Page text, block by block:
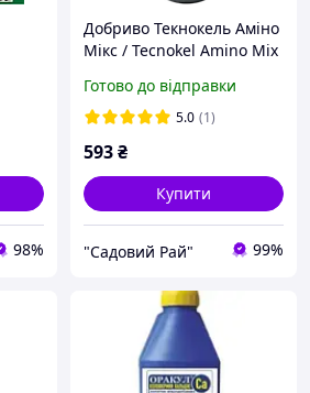
98%
Добриво Текнокель Аміно
Мікс / Tecnokel Amino Mix
Готово до відправки
5.0 (1)
593₴
Купити
"Садовий Рай" 99%